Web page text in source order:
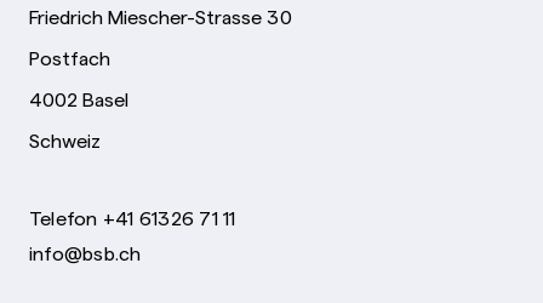
Friedrich Miescher-Strasse 30
Postfach
4002 Basel
Schweiz
Telefon +41 61326 71 11
info@bsb.ch